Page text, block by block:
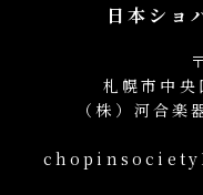
日本ショ
札幌市中央
（株）河合楽